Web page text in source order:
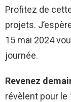
Profitez de
projets.
15 mai 2024
journée.
Revenez
révèlent pour le